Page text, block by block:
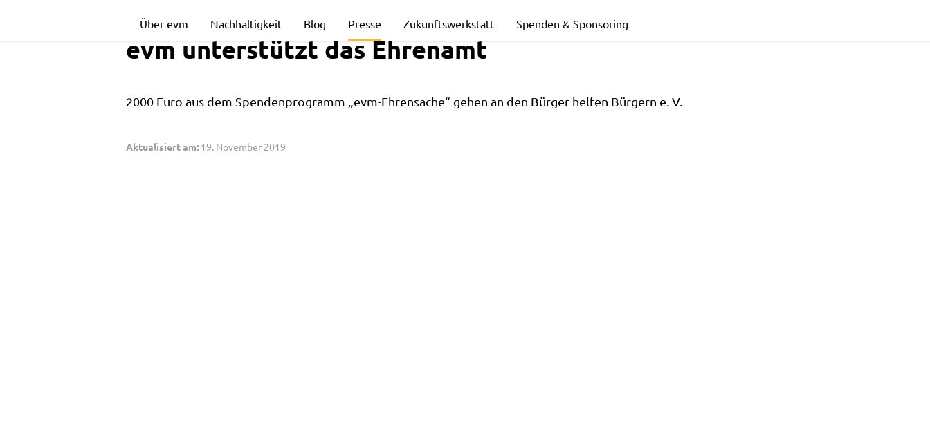
evm
unterstützt
Über evm Nachhaltigkeit Blog Presse Zukunftswerkstatt Spenden & Sponsoring
evm unterstützt das Ehrenamt
2000 Euro aus dem Spendenprogramm „evm-Ehrensache“ gehen an den Bürger helfen Bürgern e. V.
Aktualisiert am: 19. November 2019